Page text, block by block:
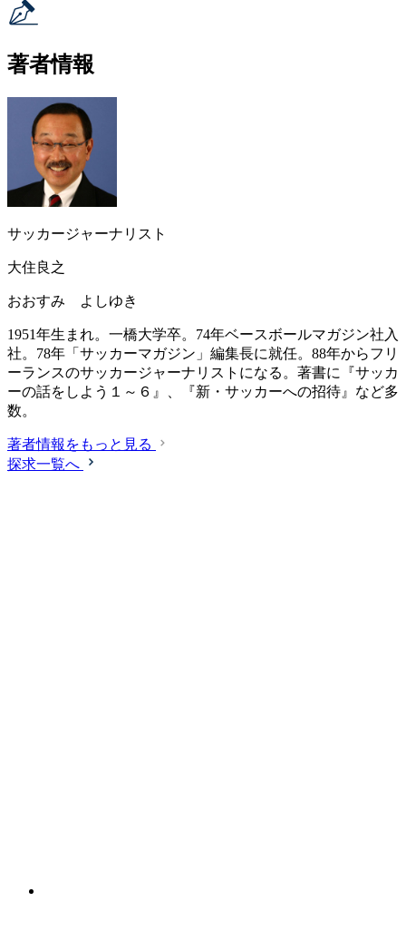
著者情報
サッカージャーナリスト
大住良之
おおすみ よしゆき
1951年生まれ。一橋大学卒。74年ベースボールマガジン社入
社。78年「サッカーマガジン」編集長に就任。88年からフリ
ーランスのサッカージャーナリストになる。著書に『サッカ
ーの話をしよう１～６』、『新・サッカーへの招待』など多
数。
著者情報をもっと見る
探求一覧へ